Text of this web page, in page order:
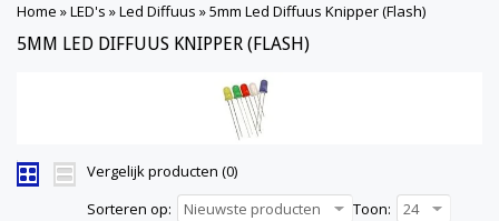
Home »LED's »Led Diffuus »5mm Led Diffuus Knipper (Flash)
5MM LED DIFFUUS KNIPPER (FLASH)
Vergelijk producten (0)
Sorteren op:
Nieuwste producten Toon: 24